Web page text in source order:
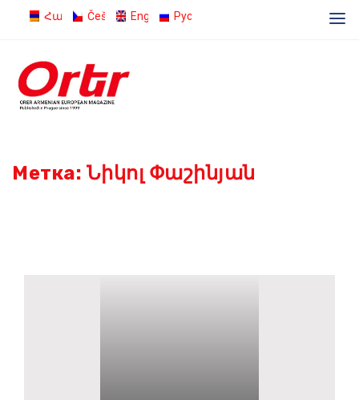
ՀայերենČeština English Русский
Метка: Նիկոլ Փաշինյան